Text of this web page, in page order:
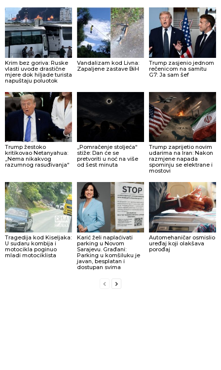
Krim bez goriva: Ruske
vlasti uvode drastične
mjere dok hiljade turista
napuštaju poluotok
Vandalizam kod Livna:
Zapaljene zastave BiH
Trump zasjenio jednom
rečenicom na samitu
G7: Ja sam šef
Trump žestoko
kritikovao Netanyahua:
„Nema nikakvog
razumnog rasuđivanja“
„Pomračenje stoljeća“
stiže: Dan će se
pretvoriti u noć na više
od šest minuta
Trump zaprijetio novim
udarima na Iran: Nakon
razmjene napada
spominju se elektrane i
mostovi
Tragedija kod Kiseljaka:
U sudaru kombija i
motocikla poginuo
mladi motociklista
Karić želi naplaćivati
parking u Novom
Sarajevu. Građani:
Parking u komšiluku je
javan, besplatan i
dostupan svima
Automehaničar osmislio
uređaj koji olakšava
porođaj